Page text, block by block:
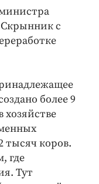
Скрынник с
более 9
хозяйстве
тысяч коров.
где
Тут